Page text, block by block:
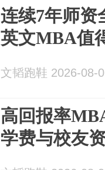
连续7年师资
英文MBA值
文韬跑鞋 2026-08-
高回报率
学费与校友